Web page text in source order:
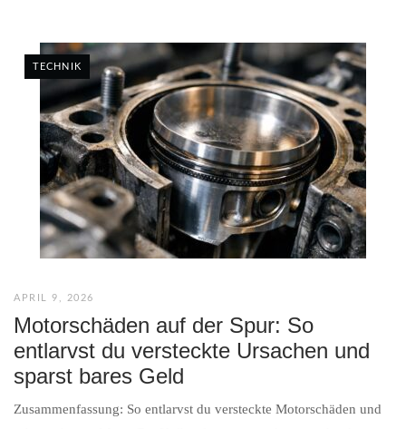
TECHNIK
APRIL 9, 2026
Motorschäden auf der Spur: So
entlarvst du versteckte Ursachen und
sparst bares Geld
Zusammenfassung: So entlarvst du versteckte Motorschäden und